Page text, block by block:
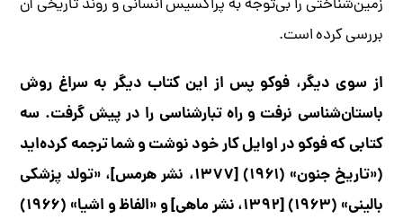
زمین‌شناختی را بی‌توجه به پراکسیس انسانی و روند تاریخی آن
بررسی کرده است.
از سوی دیگر، فوکو پس از این کتاب دیگر به سراغ روش
باستان‌شناسی نرفت و راه تبارشناسی را در پیش گرفت. سه
کتابی که فوکو در اوایل کار خود نوشت و شما ترجمه کرده‌اید
(«تاریخ جنون» (۱۹۶۱) [۱۳۷۷، نشر هرمس]، «تولد پزشکی
بالینی» (۱۹۶۳) [۱۳۹۲، نشر ماهی] و «الفاظ و اشیا» (۱۹۶۶)